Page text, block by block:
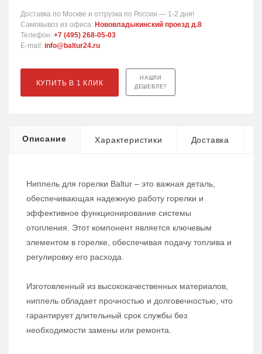
Доставка по Москве и отгрузка по России — 1-2 дня!
Самовывоз из офиса: Нововладыкинский проезд д.8
Телефон: +7 (495) 268-05-03
E-mail: info@baltur24.ru
КУПИТЬ В 1 КЛИК
НАШЛИ
ДЕШЕВЛЕ?
Описание Характеристики Доставка
Ниппель для горелки Baltur – это важная деталь,
обеспечивающая надежную работу горелки и
эффективное функционирование системы
отопления. Этот компонент является ключевым
элементом в горелке, обеспечивая подачу топлива и
регулировку его расхода.
Изготовленный из высококачественных материалов,
ниппель обладает прочностью и долговечностью, что
гарантирует длительный срок службы без
необходимости замены или ремонта.